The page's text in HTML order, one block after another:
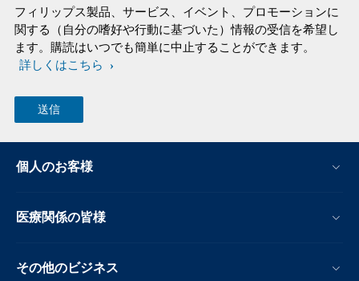
フィリップス製品、サービス、イベント、プロモーションに
関する（自分の嗜好や行動に基づいた）情報の受信を希望し
ます。購読はいつでも簡単に中止することができます。
詳しくはこちら
個人のお客様
医療関係の皆様
その他のビジネス